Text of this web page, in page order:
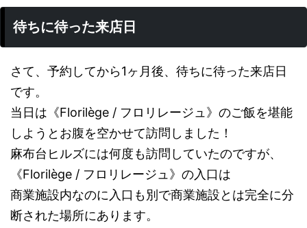
待ちに待った来店日
さて、予約してから1ヶ月後、待ちに待った来店日
です。
当日は《Florilège / フロリレージュ》のご飯を堪能
しようとお腹を空かせて訪問しました！
麻布台ヒルズには何度も訪問していたのですが、
《Florilège / フロリレージュ》の入口は
商業施設内なのに入口も別で商業施設とは完全に分
断された場所にあります。